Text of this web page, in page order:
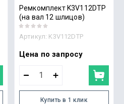
Ремкомплект K3V112DTP
(на вал 12 шлицов)
Артикул: K3V112DTP
Цена по запросу
Купить в 1 клик